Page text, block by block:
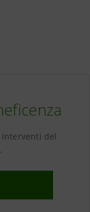
del